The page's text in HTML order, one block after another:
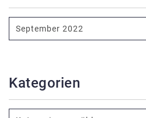
Kategorien